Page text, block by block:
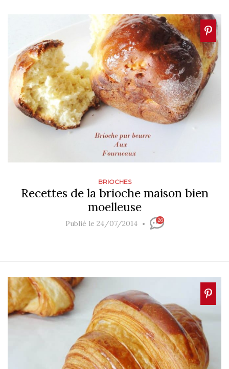
BRIOCHES
Recettes de la brioche maison bien
moelleuse
Publié le 24/07/2014 26